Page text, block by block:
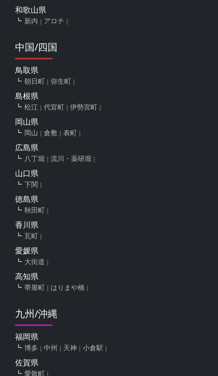
和歌山県
新内 アロチ
中国/四国
鳥取県
朝日町 弥生町
島根県
松江 代官町 伊勢宮町
岡山県
岡山 倉敷 表町
広島県
八丁堀 流川・薬研堀
山口県
下関
徳島県
秋田町
香川県
瓦町
愛媛県
大街道
高知県
帯屋町 はりまや橋
九州/沖縄
福岡県
博多 中州 天神 小倉駅
佐賀県
愛敬町